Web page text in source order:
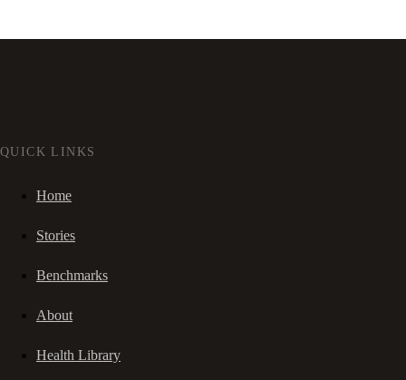
QUICK LINKS
Home
Stories
Benchmarks
About
Health Library